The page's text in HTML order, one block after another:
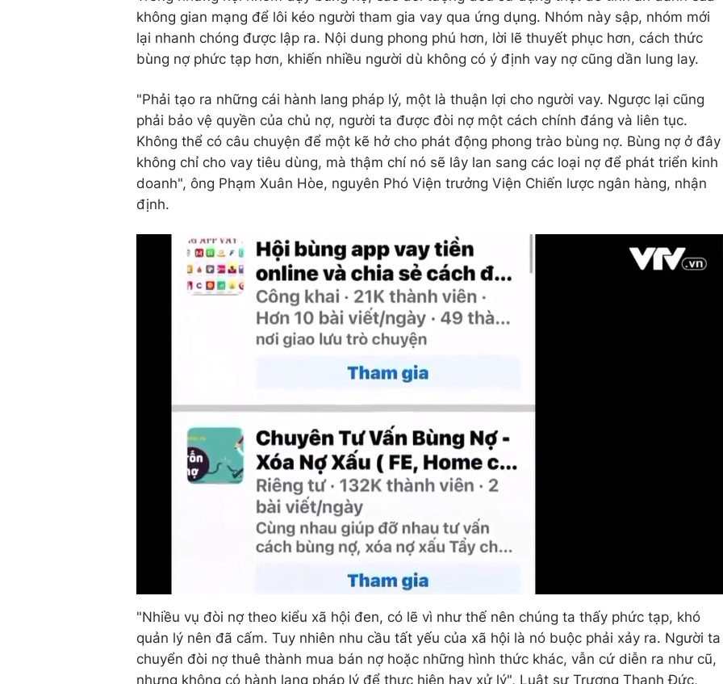
không gian mạng để lôi kéo người tham gia vay qua ứng dụng. Nhóm này sập, nhóm mới
lại nhanh chóng được lập ra. Nội dung phong phú hơn, lời lẽ thuyết phục hơn, cách thức
bùng nợ phức tạp hơn, khiến nhiều người dù không có ý định vay nợ cũng dần lung lay.
"Phải tạo ra những cái hành lang pháp lý, một là thuận lợi cho người vay. Ngược lại cũng
phải bảo vệ quyền của chủ nợ, người ta được đòi nợ một cách chính đáng và liên tục.
Không thể có câu chuyện để một kẽ hở cho phát động phong trào bùng nợ. Bùng nợ ở đây
không chỉ cho vay tiêu dùng, mà thậm chí nó sẽ lây lan sang các loại nợ để phát triển kinh
doanh", ông Phạm Xuân Hòe, nguyên Phó Viện trưởng Viện Chiến lược ngân hàng, nhận
định.
"Nhiều vụ đòi nợ theo kiểu xã hội đen, có lẽ vì như thế nên chúng ta thấy phức tạp, khó
quản lý nên đã cấm. Tuy nhiên nhu cầu tất yếu của xã hội là nó buộc phải xảy ra. Người ta
chuyển đòi nợ thuê thành mua bán nợ hoặc những hình thức khác, vẫn cứ diễn ra như cũ,
nhưng không có hành lang pháp lý để thực hiện hay xử lý", Luật sư Trương Thanh Đức,